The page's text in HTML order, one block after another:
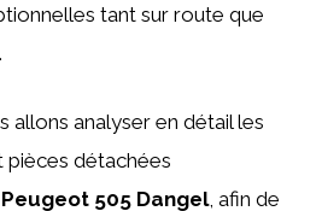
tant sur route que
allons analyser en détail les
détachées
Peugeot 505 Dangel, afin de